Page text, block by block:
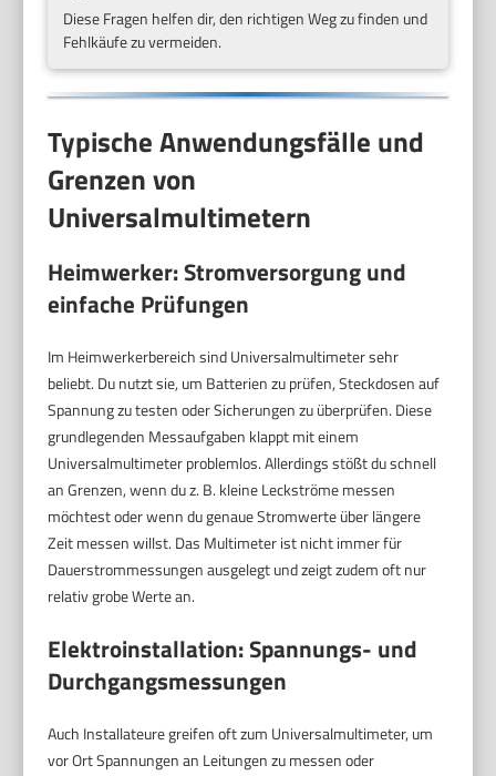
Diese Fragen helfen dir, den richtigen Weg zu finden und
Fehlkäufe zu vermeiden.
Typische Anwendungsfälle und
Grenzen von
Universalmultimetern
Heimwerker: Stromversorgung und
einfache Prüfungen
Im Heimwerkerbereich sind Universalmultimeter sehr
beliebt. Du nutzt sie, um Batterien zu prüfen, Steckdosen auf
Spannung zu testen oder Sicherungen zu überprüfen. Diese
grundlegenden Messaufgaben klappt mit einem
Universalmultimeter problemlos. Allerdings stößt du schnell
an Grenzen, wenn du z. B. kleine Leckströme messen
möchtest oder wenn du genaue Stromwerte über längere
Zeit messen willst. Das Multimeter ist nicht immer für
Dauerstrommessungen ausgelegt und zeigt zudem oft nur
relativ grobe Werte an.
Elektroinstallation: Spannungs- und
Durchgangsmessungen
Auch Installateure greifen oft zum Universalmultimeter, um
vor Ort Spannungen an Leitungen zu messen oder